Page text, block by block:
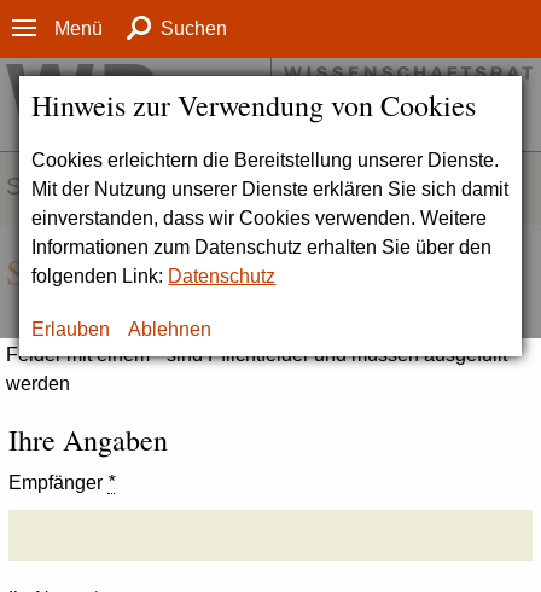
Hinweis zur Verwendung von Cookies
Cookies erleichtern die Bereitstellung unserer Dienste.
Mit der Nutzung unserer Dienste erklären Sie sich damit
einverstanden, dass wir Cookies verwenden. Weitere
Informationen zum Datenschutz erhalten Sie über den
folgenden Link: Datenschutz
Erlauben Ablehnen
Menü Suchen
SERVICE
Seite empfehlen
Felder mit einem * sind Pflichtfelder und müssen ausgefüllt
werden
Ihre Angaben
Empfänger *